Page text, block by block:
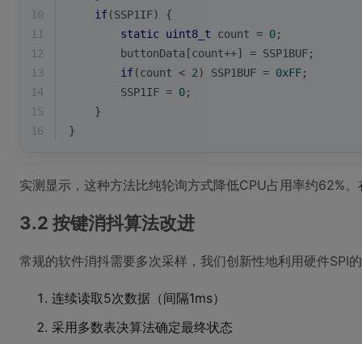
10
if(SSP1IF) {
11
static uint8_t count = 0;
12
        buttonData[count++] = SSP1BUF;
13
if(count < 2) SSP1BUF = 0xFF;
14
        SSP1IF =
0;
15
    }
16
}
实测显示，这种方法比纯轮询方式降低CPU占用率约62%
3.2 按键消抖算法改进
常规的软件消抖需要多次采样，我们创新性地利用硬件SPI的
连续读取5次数据（间隔1ms）
采用多数表决算法确定最终状态